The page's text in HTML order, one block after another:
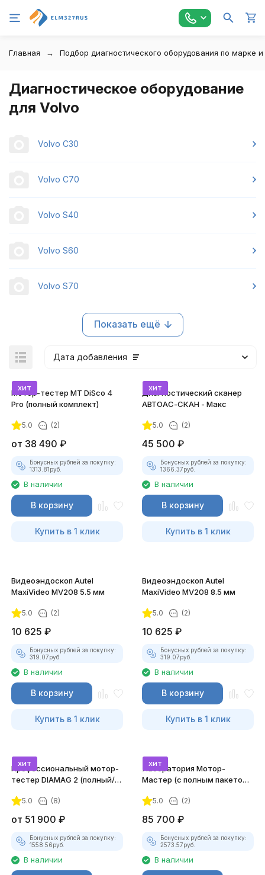
Главная Подбор диагностического оборудования по марке
Диагностическое оборудование
для Volvo
Volvo С30
Volvo C70
Volvo S40
Volvo S60
Volvo S70
Показать ещё
Дата добавления
хит
Мотор-тестер MT DiSco 4
Pro (полный комплект)
5.0 (2)
от 38 490 ₽
Бонусных рублей за покупку:
1313.81руб.
В наличии
В корзину
Купить в 1 клик
хит
Диагностический сканер
АВТОАС-СКАН - Макс
5.0 (2)
45 500 ₽
Бонусных рублей за покупку:
1366.37руб.
В наличии
В корзину
Купить в 1 клик
Видеоэндоскоп Autel
MaxiVideo MV208 5.5 мм
5.0 (2)
10 625 ₽
Бонусных рублей за покупку:
319.07руб.
В наличии
В корзину
Купить в 1 клик
Видеоэндоскоп Autel
MaxiVideo MV208 8.5 мм
5.0 (2)
10 625 ₽
Бонусных рублей за покупку:
319.07руб.
В наличии
В корзину
Купить в 1 клик
хит
Профессиональный мотор-
тестер DIAMAG 2 (полный/
5.0 (8)
от 51 900 ₽
Бонусных рублей за покупку:
1558.56руб.
В наличии
хит
Лаборатория Мотор-
Мастер (с полным пакетом
5.0 (2)
85 700 ₽
Бонусных рублей за покупку:
2573.57руб.
В наличии